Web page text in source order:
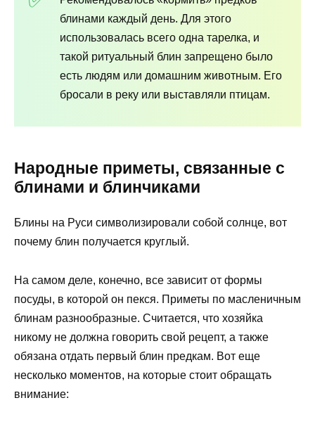
блинами каждый день. Для этого
использовалась всего одна тарелка, и
такой ритуальный блин запрещено было
есть людям или домашним животным. Его
бросали в реку или выставляли птицам.
Народные приметы, связанные с
блинами и блинчиками
Блины на Руси символизировали собой солнце, вот
почему блин получается круглый.
На самом деле, конечно, все зависит от формы
посуды, в которой он пекся. Приметы по масленичным
блинам разнообразные. Считается, что хозяйка
никому не должна говорить свой рецепт, а также
обязана отдать первый блин предкам. Вот еще
несколько моментов, на которые стоит обращать
внимание: